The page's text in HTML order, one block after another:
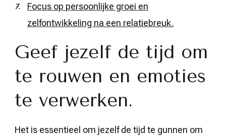
Focus op persoonlijke groei en
zelfontwikkeling na een relatiebreuk.
Geef jezelf de tijd om
te rouwen en emoties
te verwerken.
Het is essentieel om jezelf de tijd te gunnen om